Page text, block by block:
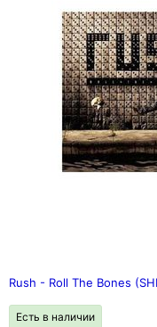
Rush - Roll The Bones
Есть в наличии